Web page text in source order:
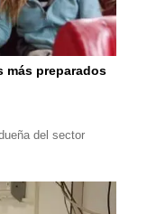
más preparados
del sector